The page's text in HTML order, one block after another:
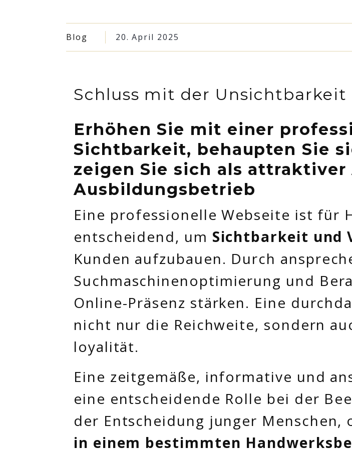
Blog 20. April 2025
Schluss mit der Unsichtbarkeit
Erhöhen Sie mit einer
Sichtbarkeit, behaupten Sie
zeigen Sie sich als
Ausbildungsbetrieb
Eine professionelle Webseite ist für
entscheidend, um Sichtbarkeit und
Kunden aufzubauen. Durch
Suchmaschinenoptimierung und
Online-Präsenz stärken. Eine
nicht nur die Reichweite, sondern
loyalität.
Eine zeitgemäße, informative und
eine entscheidende Rolle bei der
der Entscheidung junger Menschen,
in einem bestimmten